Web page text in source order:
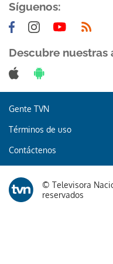
Síguenos:
Descubre nuestras
Gente TVN
Términos de uso
Contáctenos
© Televisora
reservados